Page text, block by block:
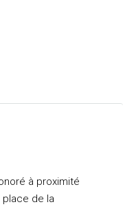
à proximité
place de la